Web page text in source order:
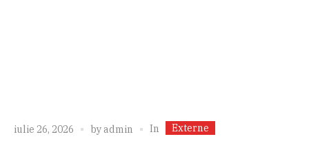
iulie 26, 2026 byadmin In Externe